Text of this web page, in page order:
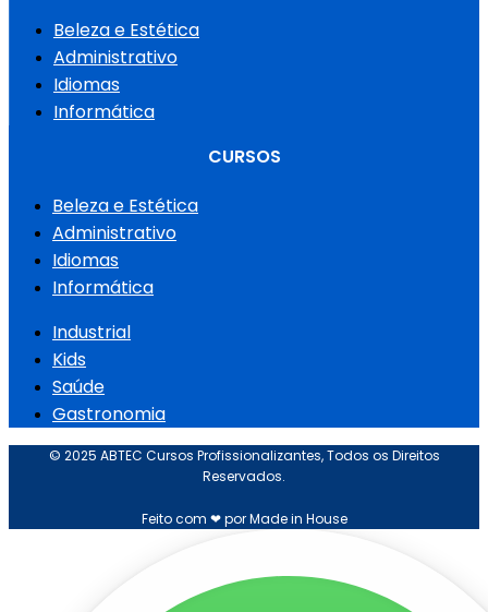
Beleza e Estética
Administrativo
Idiomas
Informática
CURSOS
Beleza e Estética
Administrativo
Idiomas
Informática
Industrial
Kids
Saúde
Gastronomia
© 2025 ABTEC Cursos Profissionalizantes, Todos os Direitos
Reservados.
Feito com ❤ por Made in House